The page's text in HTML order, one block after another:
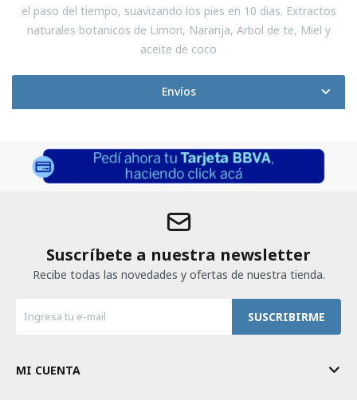
el paso del tiempo, suavizando los pies en 10 dias. Extractos
naturales botanicos de Limon, Naranja, Arbol de te, Miel y
aceite de coco
Envíos
Suscríbete a nuestra newsletter
Recibe todas las novedades y ofertas de nuestra tienda.
SUSCRIBIRME
MI CUENTA